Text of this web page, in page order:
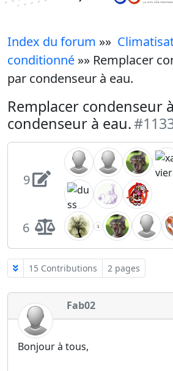
Index du forum »»
conditionné »» Remplacer
par condenseur à eau.
Remplacer condenseur
condenseur à eau.
9
6
15 Contributions 2 pages
Fab02
Bonjour à tous,